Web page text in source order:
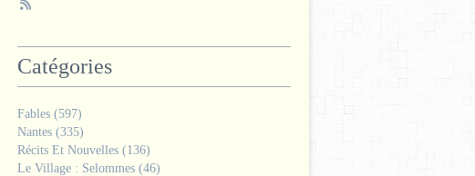
Catégories
Fables (597)
Nantes (335)
Récits Et Nouvelles (136)
Le Village : Selommes (46)